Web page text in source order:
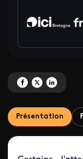
Partagez 'Loup y es-tu ? '
Partagez 'Loup y
Partagez
Présentation